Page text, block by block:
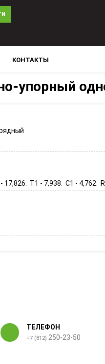
КОНТАКТЫ
упорный
17,826. T1 - 7,938. C1 - 4,762.
ТЕЛЕФОН
+7 (812) 250-23-50